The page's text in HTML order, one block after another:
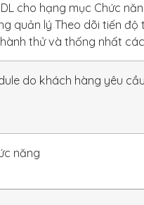
cho hạng mục Chức
quản lý Theo dõi tiến
thử và thống nhất
do khách hàng yêu cầu
năng